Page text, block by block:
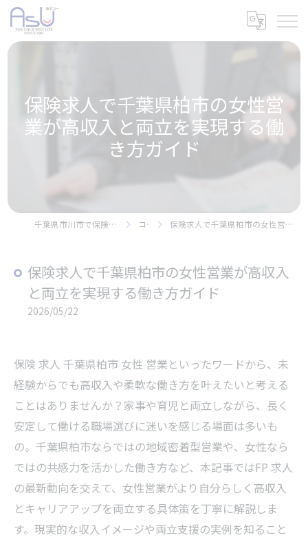
保険求人で千葉県柏市の女性営
業が高収入と両立を実現する働
き方ガイド
千葉県市川市で保険の求人なら株式会社アスユー コラム 保険求人で千葉県柏市の女性営業が高収入と両立を実現する働き方ガイド
保険求人で千葉県柏市の女性営業が高収入
と両立を実現する働き方ガイド
2026/05/22
保険 求人 千葉県柏市 女性 営業といったワードから、未
経験からでも高収入や柔軟な働き方を叶えたいと考える
ことはありませんか？家事や育児と両立しながら、長く
安定して働ける職場選びに迷いを感じる場面は多いも
の。千葉県柏市ならではの地域密着型営業や、女性なら
ではの共感力を活かした働き方など、本記事ではFP 求人
の最新動向を交えて、女性営業がより自分らしく高収入
とキャリアアップを両立する具体策を丁寧に解説しま
す。現実的な収入イメージや両立支援の実例を知ること